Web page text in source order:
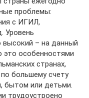
проблемы:
с ИГИЛ,
Уровень
– на данный
это особенностями
странах,
большему счету
бытом или детьми.
трудоустроено